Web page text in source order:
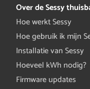
Over de Sessy
Hoe werkt Sessy
Hoe gebruik ik mijn
Installatie van Sessy
Hoeveel kWh nodig?
Firmware updates